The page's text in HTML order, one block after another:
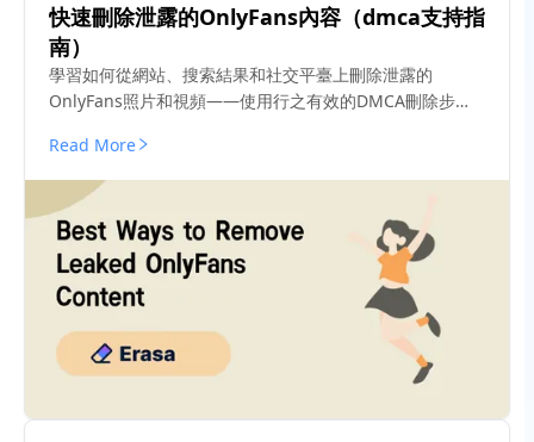
快速刪除泄露的OnlyFans內容（dmca支持指
南）
學習如何從網站、搜索結果和社交平臺上刪除泄露的
OnlyFans照片和視頻——使用行之有效的DMCA刪除步
Read More